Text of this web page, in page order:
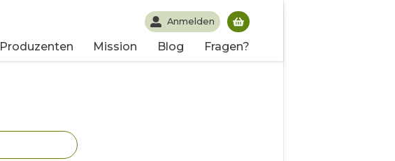
Produzenten Mission Blog Fragen?
Anmelden
Du hast noch keine